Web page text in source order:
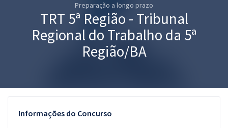
Graduação
Preparação a longo prazo
TRT 5ª Região - Tribunal
Regional do Trabalho da 5ª
Região/BA
Informações do Concurso